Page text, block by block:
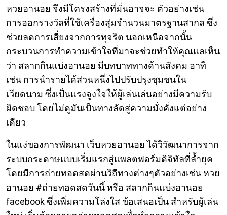
หวยฮานอย จึงมีโครงสร้างที่มั่นอาจจะ ตัวอย่างเช่น
การออกรางวัลที่ใช้เครื่องสุ่มจำนวนมาตรฐานสากล ซึ่ง
ช่วยลดการเสี่ยงจากการทุจริต นอกเหนือจากนั้น
กระบวนการทำความเข้าใจที่มาจะช่วยทำให้คุณแลเห็น
ว่า สลากกินแบ่งฮานอย มีบทบาททางด้านสังคม อาทิ
เช่น การนำรายได้ส่วนหนึ่งไปปรับปรุงชุมชนใน
เวียดนาม ซึ่งเป็นแรงจูงใจให้ผู้เล่นเล่นอย่างมีความรับ
ผิดชอบ โดยไม่ดูมันเป็นทางลัดสู่ความมั่งคั่งแต่อย่าง
เดียว
ในแง่ของการพัฒนา เว็บหวยฮานอย ได้วิวัฒนาการจาก
ระบบกระดาษแบบเริ่มแรกสู่แพลตฟอร์มดิจิทัลที่ล้ำยุค
โดยมีการถ่ายทอดสดผ่านวิถีทางต่างๆตัวอย่างเช่น หวย
ฮานอย #ถ่ายทอดสดวันนี้ หรือ สลากกินแบ่งฮานอย
facebook ซึ่งเพิ่มความโล่งใส ข้อเสนอเป็น สำหรับผู้เล่น